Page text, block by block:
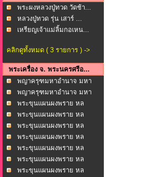
พระผงหลวงปู่ทวด วัดช้า...
หลวงปู่ทวด รุ่น เสาร์ ...
เหรียญเจ้าแม่ลิ้มกอเหน...
คลิกดูทั้งหมด ( 3 รายการ ) ->
พระเครื่อง จ. พระนครศรีอ...
พญาครุฑมหาอำนาจ มหา
บาร...พญาครุฑมหาอำนาจ มหา
บาร...พระขุนแผนผงพราย หล
วงพ่...พระขุนแผนผงพราย หล
วงพ่...พระขุนแผนผงพราย หล
วงพ่...พระขุนแผนผงพราย หล
วงพ่...พระขุนแผนผงพราย หล
วงพ่...พระขุนแผนผงพราย หล
วงพ่...พระขุนแผนผงพราย หล